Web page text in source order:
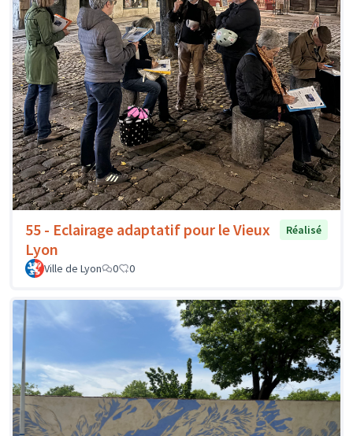
55 - Eclairage adaptatif pour le Vieux
Lyon
Réalisé
Ville de Lyon 0 0